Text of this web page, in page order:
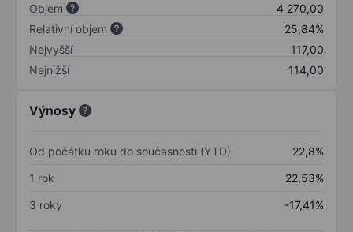
Objem
4 270,00
Relativní objem
25,84%
Nejvyšší
117,00
Nejnižší
114,00
Výnosy
Od počátku roku do současnosti (YTD)
22,8%
1 rok
22,53%
3 roky
-17,41%